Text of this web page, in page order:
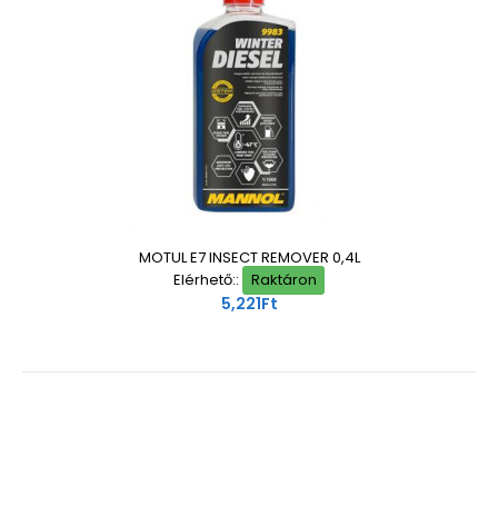
MOTUL E7 INSECT REMOVER 0,4L
Elérhető::
Raktáron
5,221Ft